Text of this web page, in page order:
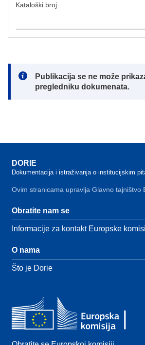
Kataloški broj
Note:
Publikacija se ne može
pregledniku dokumenata.
DORIE
Dokumentacija i istraživanja o institucijskim
Ovim stranicama upravlja Glavno tajništvo
Obratite nam se
Informacije za kontakt Europske
O nama
Što je Dorie